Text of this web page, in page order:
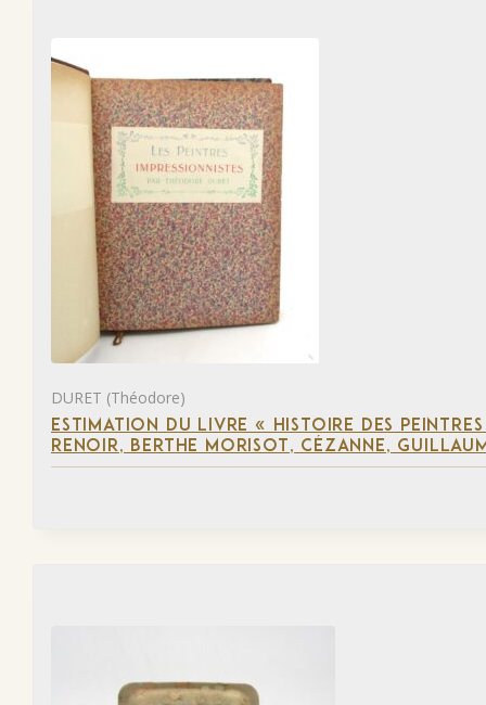
DURET (Théodore)
ESTIMATION DU LIVRE « HISTOIRE DES
RENOIR, BERTHE MORISOT, CÉZANNE,